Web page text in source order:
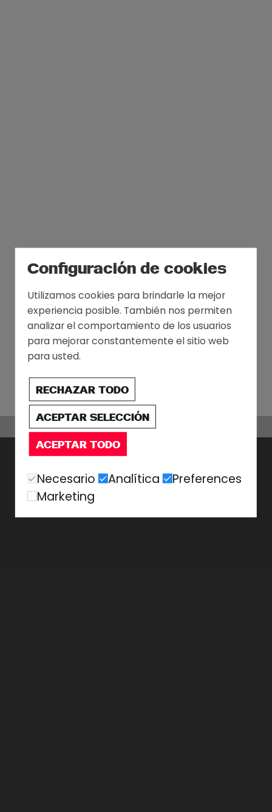
Configuración de cookies
Utilizamos cookies para brindarle la mejor
experiencia posible. También nos permiten
analizar el comportamiento de los usuarios
para mejorar constantemente el sitio web
para usted.
RECHAZAR TODO
ACEPTAR SELECCIÓN
ACEPTAR TODO
Necesario Analítica
Preferences
Marketing